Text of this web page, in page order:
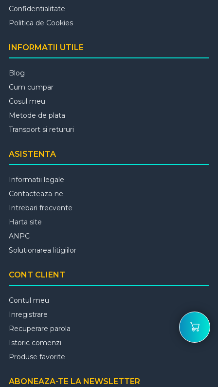
Confidentialitate
Politica de Cookies
INFORMATII UTILE
Blog
Cum cumpar
Cosul meu
Metode de plata
Transport si retururi
ASISTENTA
Informatii legale
Contacteaza-ne
Intrebari frecvente
Harta site
ANPC
Solutionarea litigiilor
CONT CLIENT
Contul meu
Inregistrare
Recuperare parola
Istoric comenzi
Produse favorite
ABONEAZA-TE LA NEWSLETTER